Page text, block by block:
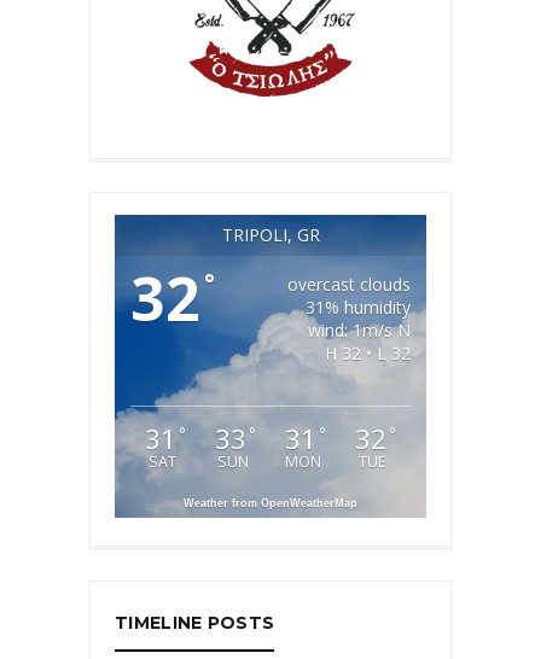
TRIPOLI, GR
32°
overcast clouds
31% humidity
wind: 1m/s N
H 32 • L 32
31 °
SAT
33 °
SUN
31 °
MON
32 °
TUE
Weather from OpenWeatherMap
TIMELINE POSTS